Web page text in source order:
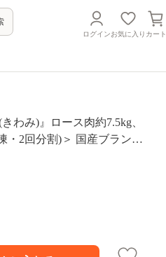
ログインお気に入り カート
わみ)』ロース肉約7.5kg、
・2回分割)＞ 国産ブランド
い 焼肉用 ステーキ 切り落
しゃぶ【MI019-nk-i-02】